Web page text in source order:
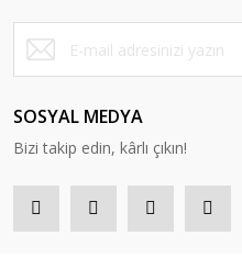
SOSYAL MEDYA
Bizi takip edin, kârlı çıkın!